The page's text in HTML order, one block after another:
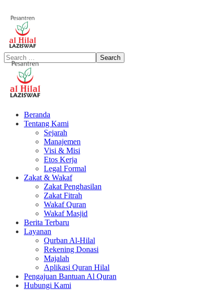
Beranda
Tentang Kami
Sejarah
Manajemen
Visi & Misi
Etos Kerja
Legal Formal
Zakat & Wakaf
Zakat Penghasilan
Zakat Fitrah
Wakaf Quran
Wakaf Masjid
Berita Terbaru
Layanan
Qurban Al-Hilal
Rekening Donasi
Majalah
Aplikasi Quran Hilal
Pengajuan Bantuan Al Quran
Hubungi Kami